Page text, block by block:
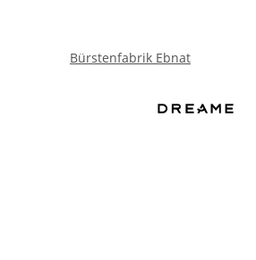
Bürstenfabrik Ebnat